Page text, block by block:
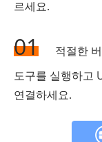
르세요.
01
적절한
도구를 실행하고
연결하세요.